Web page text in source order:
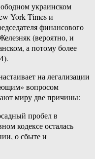
украинском
York Times и
финансового
(вероятно, и
а потому более
на легализации
вопросом
миру две причины:
пробел в
кодексе осталась
о сбыте и